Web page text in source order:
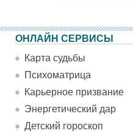
ОНЛАЙН СЕРВИСЫ
Карта судьбы
Психоматрица
Карьерное призвание
Энергетический дар
Детский гороскоп